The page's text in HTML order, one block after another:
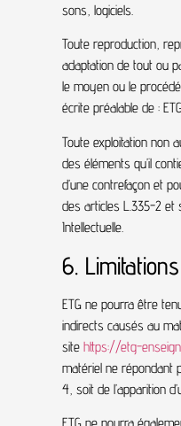
sons, logiciels.
Toute reproduction,
adaptation de tout ou
le moyen ou le
écrite préalable de :
Toute exploitation non
des éléments qu’il
d’une contrefaçon et
des articles L.335-2 et
Intellectuelle.
6.
ETG ne pourra être
indirects causés au
site https://etg-
matériel ne répondant
4, soit de l’apparition